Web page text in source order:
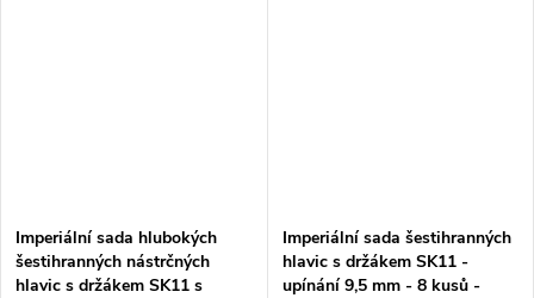
Imperiální sada hlubokých
šestihranných nástrčných
hlavic s držákem SK11 s
Imperiální sada šestihranných
hlavic s držákem SK11 -
upínání 9,5 mm - 8 kusů -